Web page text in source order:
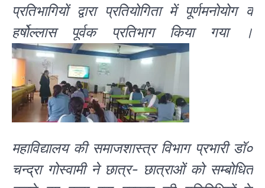
प्रतिभागियों द्वारा प्रतियोगिता में पूर्णमनोयोग व
हर्षोल्लास पूर्वक प्रतिभाग किया गया ।
महाविद्यालय की समाजशास्त्र विभाग प्रभारी डॉ०
चन्द्रा गोस्वामी ने छात्र- छात्राओं को सम्बोधित